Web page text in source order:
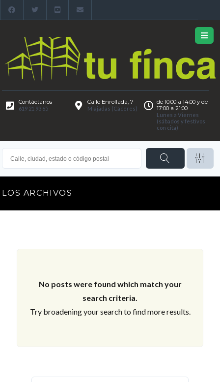
Contáctanos
619 21 93 65
Calle Enrollada, 7
Miajadas (Cáceres)
de 10:00 a 14:00 y de
17:00 a 21:00
Lunes a Viernes
(sábados y festivos
con cita)
LOS ARCHIVOS
No posts were found which match your
search criteria.
Try broadening your search to find more results.